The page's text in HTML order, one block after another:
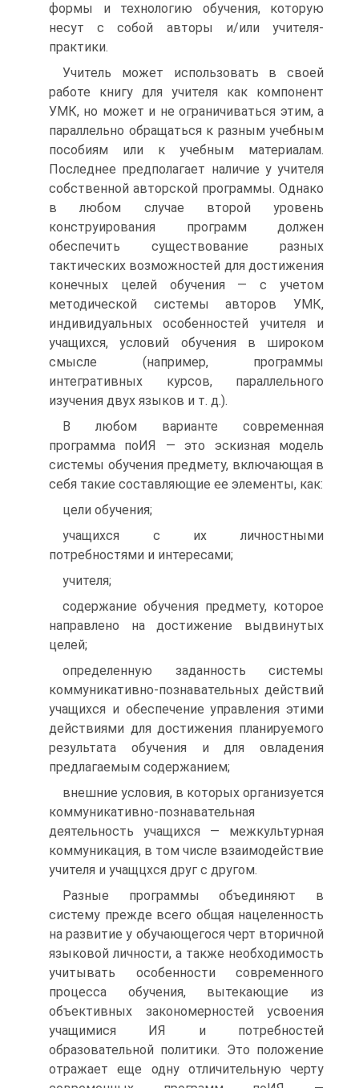
формы и технологию обучения, которую
несут с собой авторы и/или учителя-
практики.
Учитель может использовать в своей
работе книгу для учителя как компонент
УМК, но может и не ограничиваться этим, а
параллельно обращаться к разным учебным
пособиям или к учебным материалам.
Последнее предполагает наличие у учителя
собственной авторской программы. Однако
в любом случае второй уровень
конструирования программ должен
обеспечить существование разных
тактических возможностей для достижения
конечных целей обучения — с учетом
методической системы авторов УМК,
индивидуальных особенностей учителя и
учащихся, условий обучения в широком
смысле (например, программы
интегративных курсов, параллельного
изучения двух языков и т. д.).
В любом варианте современная
программа поИЯ — это эскизная модель
системы обучения предмету, включающая в
себя такие составляющие ее элементы, как:
цели обучения;
учащихся с их личностными
потребностями и интересами;
учителя;
содержание обучения предмету, которое
направлено на достижение выдвинутых
целей;
определенную заданность системы
коммуникативно-познавательных действий
учащихся и обеспечение управления этими
действиями для достижения планируемого
результата обучения и для овладения
предлагаемым содержанием;
внешние условия, в которых организуется
коммуникативно-познавательная
деятельность учащихся — межкультурная
коммуникация, в том числе взаимодействие
учителя и учащцхся друг с другом.
Разные программы объединяют в
систему прежде всего общая нацеленность
на развитие у обучающегося черт вторичной
языковой личности, а также необходимость
учитывать особенности современного
процесса обучения, вытекающие из
объективных закономерностей усвоения
учащимися ИЯ и потребностей
образовательной политики. Это положение
отражает еще одну отличительную черту